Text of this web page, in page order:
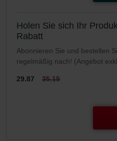
Zehnder Group UK Limited:
Holen Sie sich Ihr
Rabatt
Abonnieren Sie und bestellen
regelmäßig nach! (Angebot
29.87 35.15